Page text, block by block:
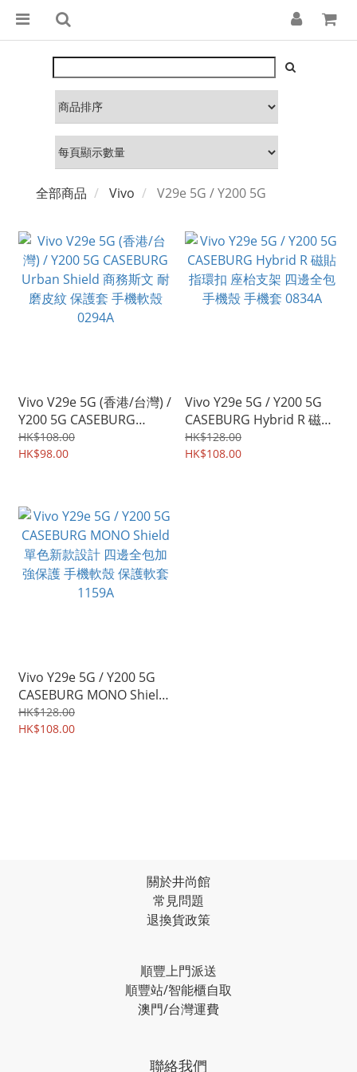
全部商品 Vivo V29e 5G / Y200 5G
Vivo V29e 5G (香港/台灣) /
Y200 5G CASEBURG
Urban Shield 商務斯文 耐
磨皮紋 保護套 手機軟殼
HK$108.00
HK$98.00
Vivo Y29e 5G / Y200 5G
CASEBURG Hybrid R 磁貼
指環扣 座枱支架 四邊全包
手機殼 手機套 0834A
HK$128.00
HK$108.00
Vivo Y29e 5G / Y200 5G
CASEBURG MONO Shield
單色新款設計 四邊全包加
強保護 手機軟殼 保護軟套
HK$128.00
HK$108.00
關於井尚館
常見問題
退換貨政策
順豐上門派送
順豐站/智能櫃自取
澳門/台灣運費
聯絡我們